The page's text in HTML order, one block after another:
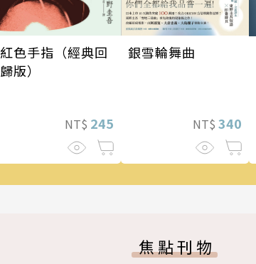
紅色手指（經典回
歸版）
NT$ 245
銀雪輪舞曲
NT$ 340
焦點刊物